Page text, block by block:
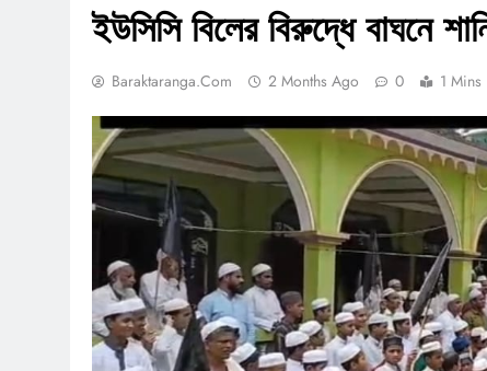
ইউসিসি বিলের বিরুদ্ধে বাঘনে
Baraktaranga.com 2 Months Ago 0 1 Mins